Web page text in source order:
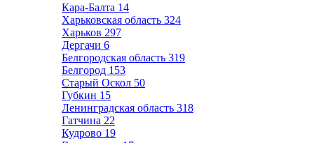
Кара-Балта 14
Харьковская область 324
Харьков 297
Дергачи 6
Белгородская область 319
Белгород 153
Старый Оскол 50
Губкин 15
Ленинградская область 318
Гатчина 22
Кудрово 19